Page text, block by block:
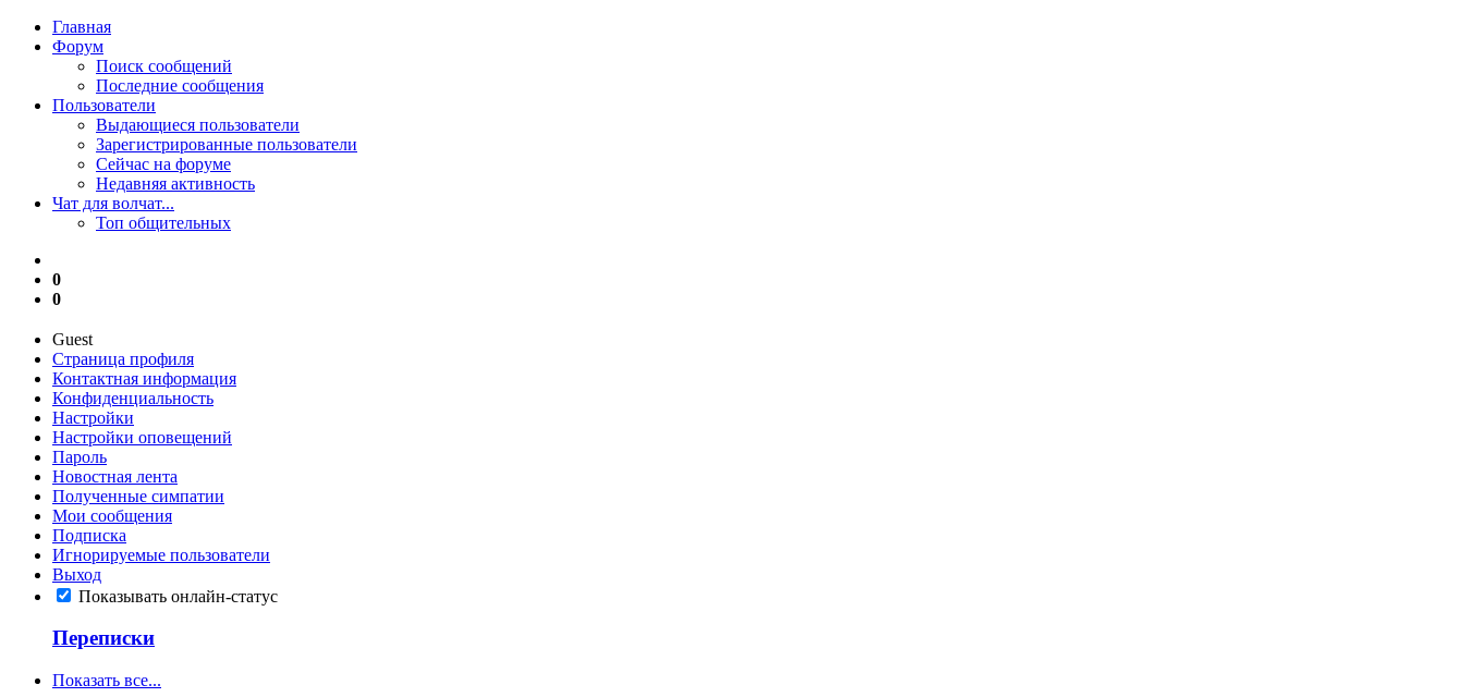
Главная
Форум
Поиск сообщений
Последние сообщения
Пользователи
Выдающиеся пользователи
Зарегистрированные пользователи
Сейчас на форуме
Недавняя активность
Чат для волчат...
Топ общительных
0
0
Guest
Страница профиля
Контактная информация
Конфиденциальность
Настройки
Настройки оповещений
Пароль
Новостная лента
Полученные симпатии
Мои сообщения
Подписка
Игнорируемые пользователи
Выход
Показывать онлайн-статус
Переписки
Показать все...